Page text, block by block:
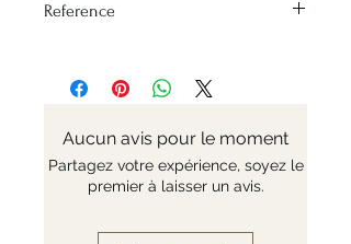
Reference
Aucun avis pour le moment
Partagez votre expérience, soyez le
premier à laisser un avis.